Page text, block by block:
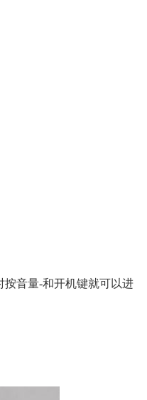
按音量-和开机键就可以进